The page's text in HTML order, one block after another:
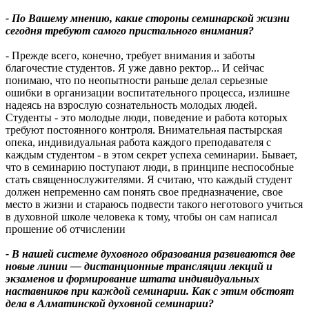
- По Вашему мнению, какие стороны семинарской жизни
сегодня требуют самого пристального внимания?
- Прежде всего, конечно, требует внимания и заботы
благочестие студентов. Я уже давно ректор... И сейчас
понимаю, что по неопытности раньше делал серьезные
ошибки в организации воспитательного процесса, излишне
надеясь на взрослую сознательность молодых людей.
Студенты - это молодые люди, поведение и работа которых
требуют постоянного контроля. Внимательная пастырская
опека, индивидуальная работа каждого преподавателя с
каждым студентом - в этом секрет успеха семинарии. Бывает,
что в семинарию поступают люди, в принципе неспособные
стать священнослужителями. Я считаю, что каждый студент
должен непременно сам понять свое предназначение, свое
место в жизни и стараюсь подвести такого неготового учиться
в духовной школе человека к тому, чтобы он сам написал
прошение об отчислении
- В нашей системе духовного образования развиваются две
новые линии — дистанционные трансляции лекций и
экзаменов и формирование штата индивидуальных
наставников при каждой семинарии. Как с этим обстоят
дела в Алматинской духовной семинарии?